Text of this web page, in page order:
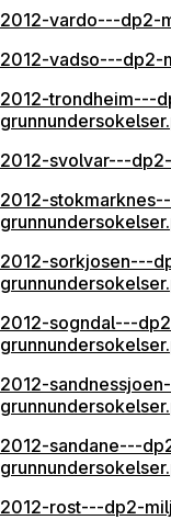
2012-vardo---dp2-
2012-vadso---dp2-
2012-trondheim---
2012-svolvar---
2012-
2012-sorkjosen---
2012-sogndal---
2012-
2012-sandane---
2012-rost---dp2-